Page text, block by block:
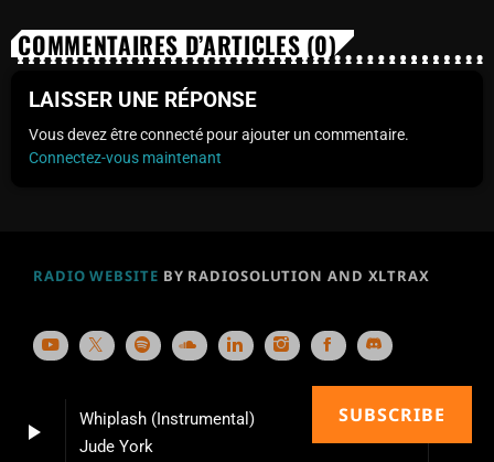
play_arrow
Whiplash (Instrumental)
Jude York
COMMENTAIRES D’ARTICLES (0)
LAISSER UNE RÉPONSE
Vous devez être connecté pour ajouter un commentaire.
Connectez-vous maintenant
RADIO WEBSITE BY RADIOSOLUTION AND XLTRAX
SUBSCRIBE